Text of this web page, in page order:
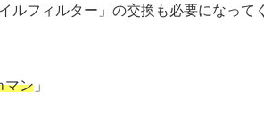
ルフィルター」の交換も必要になって
マン 」